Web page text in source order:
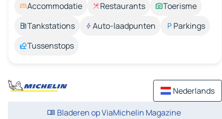
Accommodatie Restaurants
Toerisme
Tankstations
Auto-laadpunten
Parkings
Tussenstops
Nederlands
Bladeren op ViaMichelin Magazine